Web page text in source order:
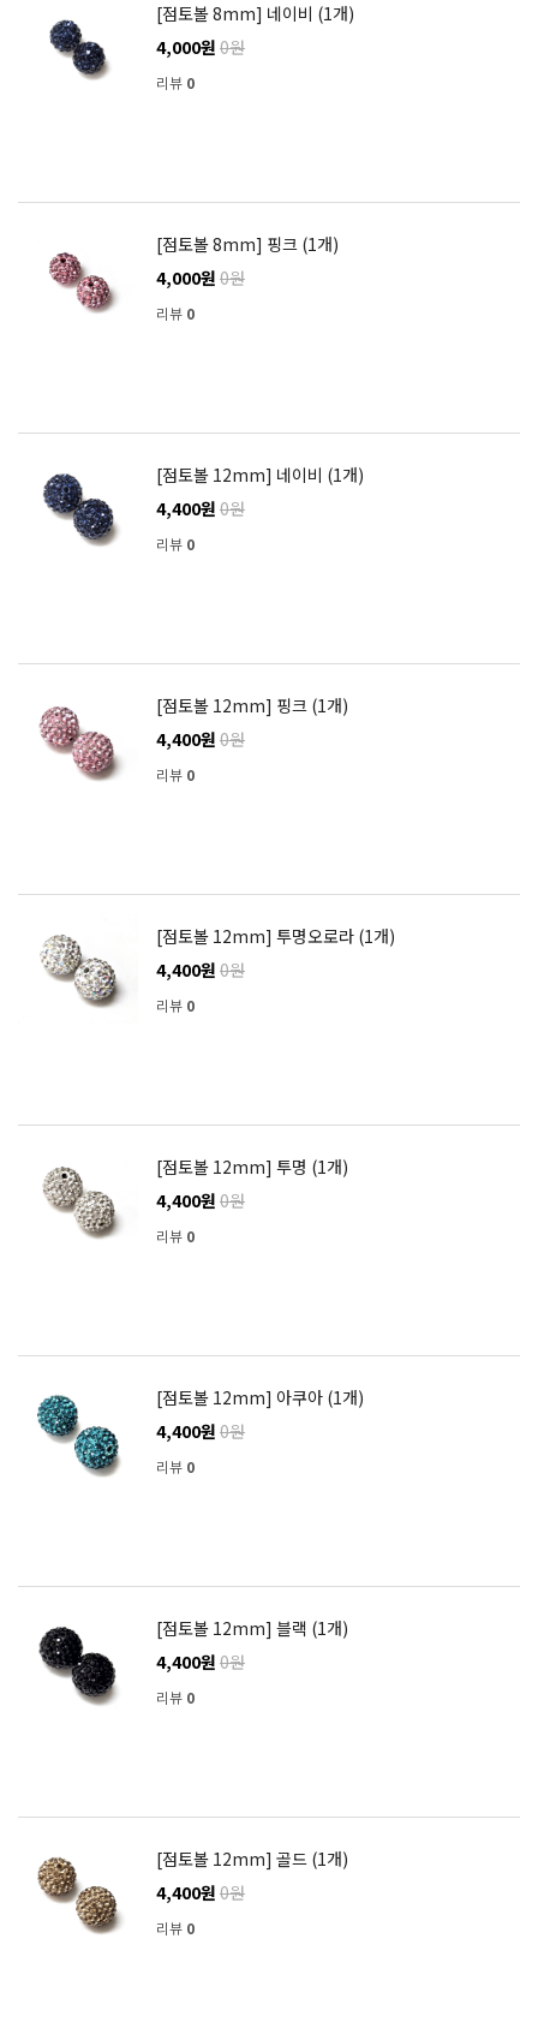
[점토볼 8mm] 네이비 (1개)
4,000원 0원
리뷰 0
[점토볼 8mm] 핑크 (1개)
4,000원 0원
리뷰 0
[점토볼 12mm] 네이비 (1개)
4,400원 0원
리뷰 0
[점토볼 12mm] 핑크 (1개)
4,400원 0원
리뷰 0
[점토볼 12mm] 투명오로라 (1개)
4,400원 0원
리뷰 0
[점토볼 12mm] 투명 (1개)
4,400원 0원
리뷰 0
[점토볼 12mm] 아쿠아 (1개)
4,400원 0원
리뷰 0
[점토볼 12mm] 블랙 (1개)
4,400원 0원
리뷰 0
[점토볼 12mm] 골드 (1개)
4,400원 0원
리뷰 0